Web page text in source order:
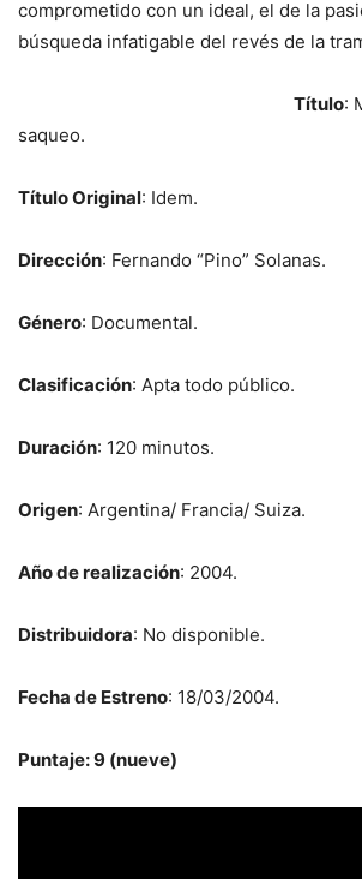
comprometido con un ideal, el de la
búsqueda infatigable del revés de la
Título:
saqueo.
Título Original: Idem.
Dirección: Fernando “Pino” Solanas.
Género: Documental.
Clasificación: Apta todo público.
Duración: 120 minutos.
Origen: Argentina/ Francia/ Suiza.
Año de realización: 2004.
Distribuidora: No disponible.
Fecha de Estreno: 18/03/2004.
Puntaje: 9 (nueve)